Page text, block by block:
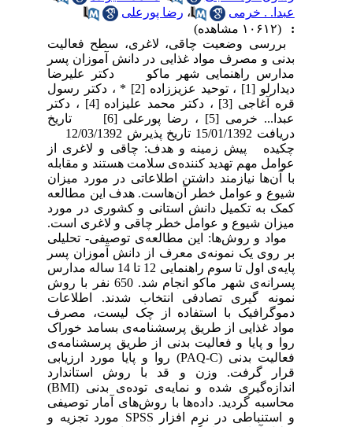
عبدا. . خرمی
،رضا پورعلی
بررسی وضعیت چاقی، لاغری، سطح فعالیت
بدنی و مصرف مواد غذایی در دانش آموزان پسر
مدارس راهنمایی شهر ماکو دکتر علیرضا
دیدارلو [1] ، توحید عزیززاده [2] * ، دکتر رسول
قره آغاجی [3] ، دکتر محمد علیزاده [4] ، دکتر
عبدا... خرمی [5] ، رضا پورعلی [6] تاریخ
دریافت 15/01/1392 تاریخ پذیرش 12/03/1392
چکیده پیش زمینه و هدف: چاقی و لاغری از
عوامل مهم تهدید کننده‌ی سلامت هستند و مقابله
با آن‌ها نیازمند داشتن اطلاعاتی در مورد میزان
شیوع و عوامل خطر آن‌هاست. هدف این مطالعه
کمک به تکمیل دانش استانی و کشوری در مورد
میزان شیوع و عوامل خطر چاقی و لاغری است.
مواد و روش‌ها: این مطالعه‌ی توصیفی- تحلیلی
بر روی یک نمونه‌ی معرف از دانش آموزان پسر
پایه‌ی اول تا سوم راهنمایی 12 تا 14 ساله مدارس
پسرانه‌ی شهر ماکو انجام شد. 650 نفر با روش
نمونه گیری تصادفی انتخاب شدند. اطلاعات
دموگرافیک با استفاده از چک لیست، مصرف
مواد غذایی از طریق پرسشنامه‌ی بسامد خوراک
روا و پایا و فعالیت بدنی از طریق پرسشنامه‌ی
فعالیت بدنی (PAQ-C) روا و پایا مورد ارزیابی
قرار گرفت. وزن و قد با روش استاندارد
اندازه‌گیری شده و نمایه‌ی توده‌ی بدنی (BMI)
محاسبه گردید. داده‌ها با روش‌های آمار توصیفی
و استنباطی در نرم افزار SPSS مورد تجزیه و